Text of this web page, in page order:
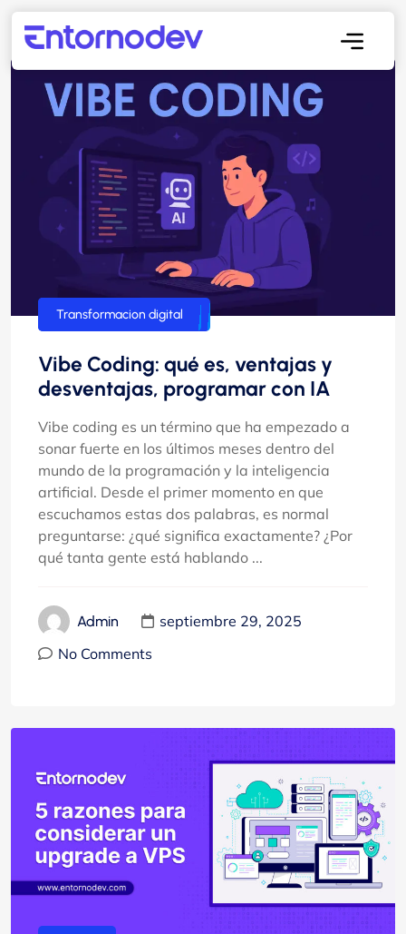
Guías para principiantes
Transformacion digital
Vibe Coding: qué es, ventajas y
desventajas, programar con IA
Vibe coding es un término que ha empezado a
sonar fuerte en los últimos meses dentro del
mundo de la programación y la inteligencia
artificial. Desde el primer momento en que
escuchamos estas dos palabras, es normal
preguntarse: ¿qué significa exactamente? ¿Por
qué tanta gente está hablando ...
Admin
septiembre 29, 2025
No Comments